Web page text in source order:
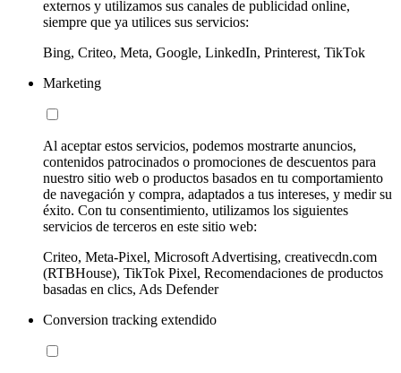
externos y utilizamos sus canales de publicidad online,
siempre que ya utilices sus servicios:
Bing, Criteo, Meta, Google, LinkedIn, Printerest, TikTok
Marketing
Al aceptar estos servicios, podemos mostrarte anuncios,
contenidos patrocinados o promociones de descuentos para
nuestro sitio web o productos basados en tu comportamiento
de navegación y compra, adaptados a tus intereses, y medir su
éxito. Con tu consentimiento, utilizamos los siguientes
servicios de terceros en este sitio web:
Criteo, Meta-Pixel, Microsoft Advertising, creativecdn.com
(RTBHouse), TikTok Pixel, Recomendaciones de productos
basadas en clics, Ads Defender
Conversion tracking extendido